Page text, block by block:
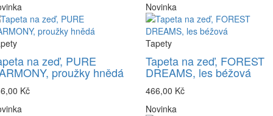
na zeď, PURE
proužky hnědá
Kč
Novinka
Tapety
Tapeta na zeď, FOREST
DREAMS, les béžová
466,00 Kč
Novinka